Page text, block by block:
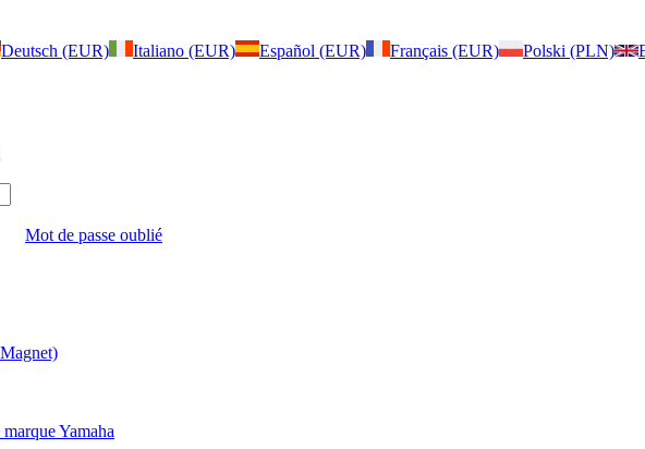
Deutsch (EUR) Italiano (EUR) Español (EUR) Français (EUR) Polski (PLN)
Mot de passe oublié
Yamaha